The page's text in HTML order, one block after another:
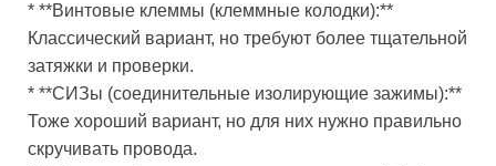
* **Винтовые клеммы (клеммные колодки):**
Классический вариант, но требуют более тщательной
затяжки и проверки.
* **СИЗы (соединительные изолирующие зажимы):**
Тоже хороший вариант, но для них нужно правильно
скручивать провода.